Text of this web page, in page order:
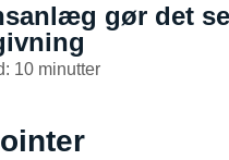
gør det
10 minutter